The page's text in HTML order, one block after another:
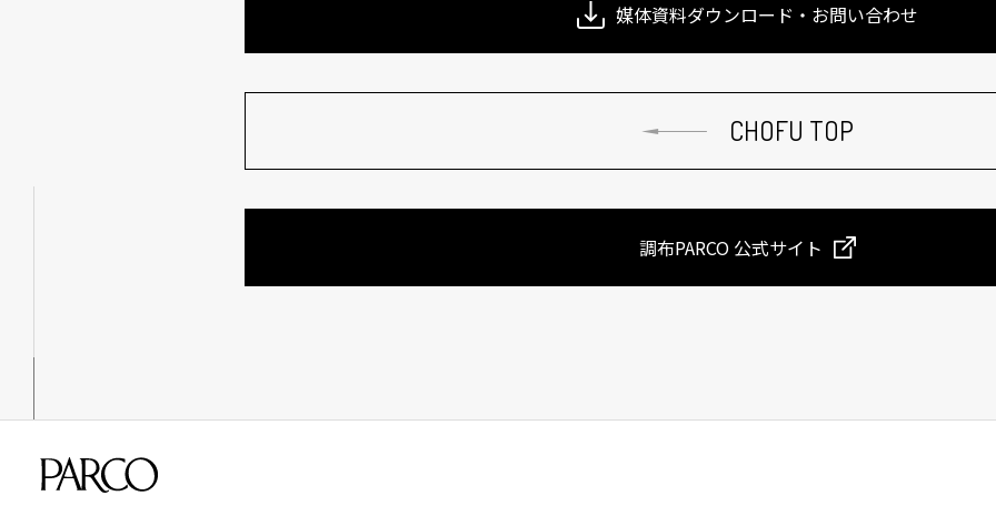
媒体資料ダウンロード・お問い合わせ
CHOFU TOP
調布PARCO 公式サイト